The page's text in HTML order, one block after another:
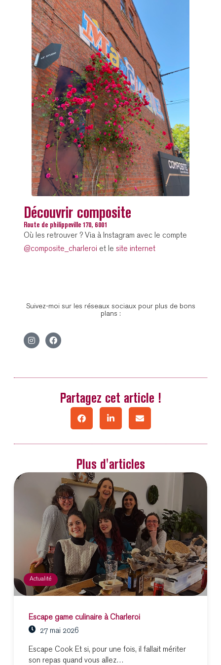
Découvrir composite
Route de philippeville 170, 6001
Où les retrouver ? Via à Instagram avec le compte
@composite_charleroi et le site internet
Suivez-moi sur les réseaux sociaux pour plus de bons
plans :
Partagez cet article !
Plus d'articles
Actualité
Escape game culinaire à Charleroi
27 mai 2026
Escape Cook Et si, pour une fois, il fallait mériter
son repas quand vous allez…